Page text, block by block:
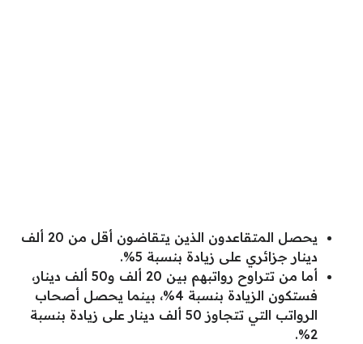
يحصل المتقاعدون الذين يتقاضون أقل من 20 ألف
دينار جزائري على زيادة بنسبة 5%.
أما من تتراوح رواتبهم بين 20 ألف و50 ألف دينار،
فستكون الزيادة بنسبة 4%، بينما يحصل أصحاب
الرواتب التي تتجاوز 50 ألف دينار على زيادة بنسبة
2%.